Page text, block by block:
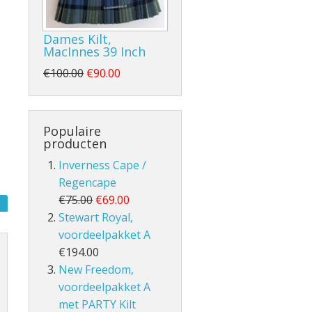
en Volle Kilt
Dames Kilt,
MacInnes 39 Inch
€100.00 €90.00
Populaire
producten
Inverness Cape /
Regencape
€75.00 €69.00
Stewart Royal,
voordeelpakket A
€194.00
New Freedom,
voordeelpakket A
met PARTY Kilt